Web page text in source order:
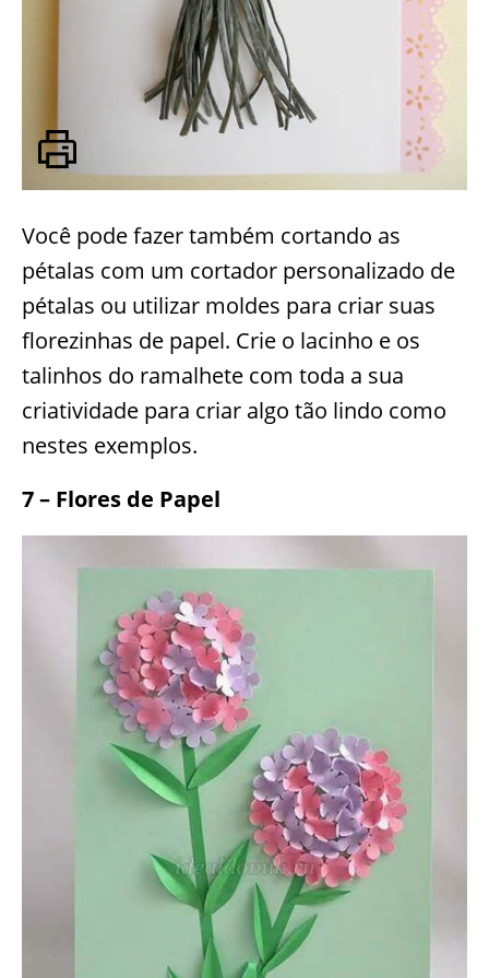
Você pode fazer também cortando as
pétalas com um cortador personalizado de
pétalas ou utilizar moldes para criar suas
florezinhas de papel. Crie o lacinho e os
talinhos do ramalhete com toda a sua
criatividade para criar algo tão lindo como
nestes exemplos.
7 – Flores de Papel